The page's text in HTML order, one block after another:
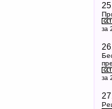
за
за